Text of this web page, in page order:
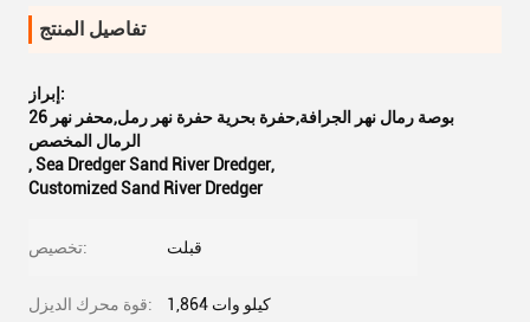
تفاصيل المنتج
إبراز:
26 بوصة رمال نهر الجرافة,حفرة بحرية حفرة نهر رمل,محفر نهر
الرمال المخصص
,Sea Dredger Sand River Dredger,
Customized Sand River Dredger
تخصيص: قبلت
قوة محرك الديزل: 1,864 كيلو وات